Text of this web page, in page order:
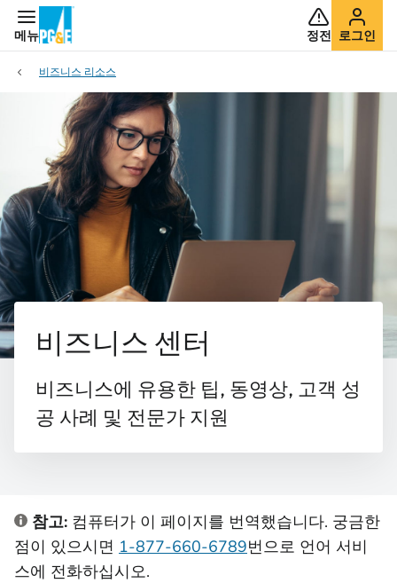
메뉴 정전 로그인
비즈니스 리소스
비즈니스 센터
비즈니스에 유용한 팁, 동영상, 고객 성
공 사례 및 전문가 지원
참고: 컴퓨터가 이 페이지를 번역했습니다. 궁금한
점이 있으시면 1-877-660-6789번으로 언어 서비
스에 전화하십시오.